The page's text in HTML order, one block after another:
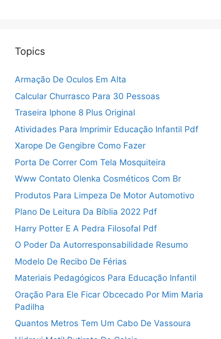
Topics
Armação De Oculos Em Alta
Calcular Churrasco Para 30 Pessoas
Traseira Iphone 8 Plus Original
Atividades Para Imprimir Educação Infantil Pdf
Xarope De Gengibre Como Fazer
Porta De Correr Com Tela Mosquiteira
Www Contato Olenka Cosméticos Com Br
Produtos Para Limpeza De Motor Automotivo
Plano De Leitura Da Bíblia 2022 Pdf
Harry Potter E A Pedra Filosofal Pdf
O Poder Da Autorresponsabilidade Resumo
Modelo De Recibo De Férias
Materiais Pedagógicos Para Educação Infantil
Oração Para Ele Ficar Obcecado Por Mim Maria
Padilha
Quantos Metros Tem Um Cabo De Vassoura